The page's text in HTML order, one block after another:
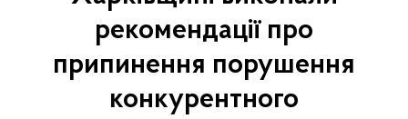
рекомендації про
припинення порушення
конкурентного